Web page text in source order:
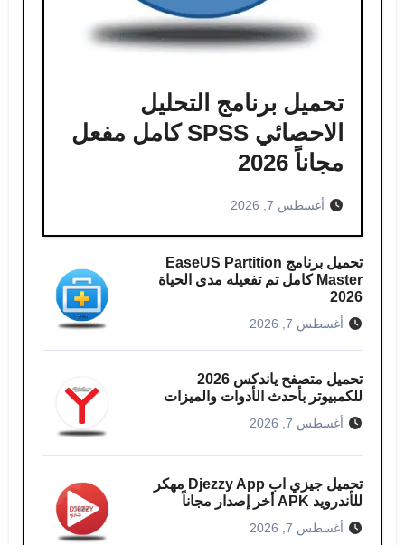
تحميل برنامج التحليل
الاحصائي SPSS كامل مفعل
مجاناً 2026
أغسطس 7, 2026
تحميل برنامج EaseUS Partition
Master كامل​ تم تفعيله مدى الحياة
2026
أغسطس 7, 2026
تحميل متصفح ياندكس 2026
للكمبيوتر بأحدث الأدوات والميزات
أغسطس 7, 2026
تحميل جيزي اب Djezzy App مهكر
للأندرويد APK أخر إصدار مجاناً
أغسطس 7, 2026